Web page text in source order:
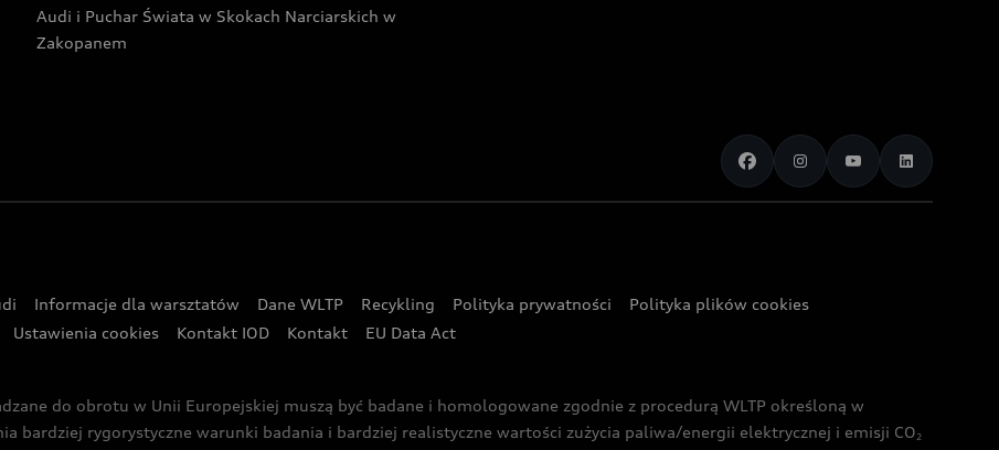
Audi i Puchar Świata w Skokach Narciarskich w
Zakopanem
Informacje dla warsztatów Dane WLTP Recykling Polityka prywatności
Polityka plików cookies
Ustawienia cookies Kontakt IOD Kontakt EU Data Act
do obrotu w Unii Europejskiej muszą być badane i homologowane zgodnie z procedurą WLTP określoną w
bardziej rygorystyczne warunki badania i bardziej realistyczne wartości zużycia paliwa/energii elektrycznej i emisji CO2